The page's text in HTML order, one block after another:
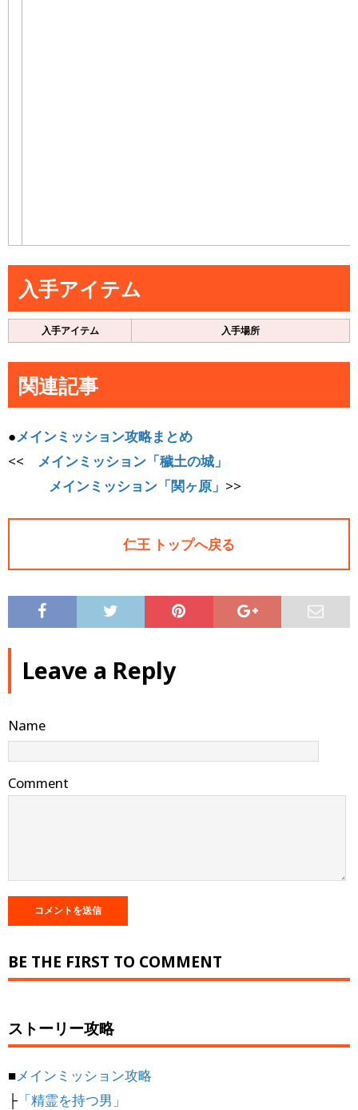
入手アイテム
入手アイテム 入手場所
関連記事
●メインミッション攻略まとめ
<<
メインミッション「穢土の城」
メインミッション「関ヶ原」 >>
仁王 トップへ戻る
Leave a Reply
Name
Comment
BE THE FIRST TO COMMENT
ストーリー攻略
■メインミッション攻略
├「精霊を持つ男」